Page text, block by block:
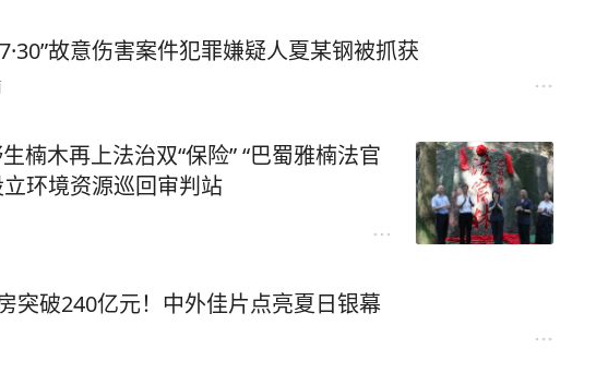
故意伤害案件犯罪嫌疑人夏某钢被抓获
楠木再上法治双“保险” “巴蜀雅楠法官
环境资源巡回审判站
突破240亿元！中外佳片点亮夏日银幕